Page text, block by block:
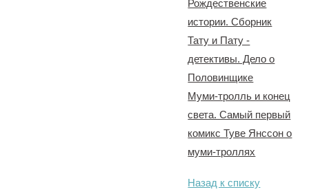
Рождественские
истории. Сборник
Тату и Пату -
детективы. Дело о
Половинщике
Муми-тролль и конец
света. Самый первый
комикс Туве Янссон о
муми-троллях
Назад к списку